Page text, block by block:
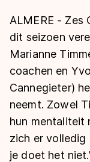
Langebaan
Shorttrack
Inlineskaten
Kunstschaatsen
Schoonrijden
Natuurijs
Uitslagen
Langebaan
Shorttrack
Marathon
Inlineskaten
Kunstschaatsen
Tijden &
Ranglijsten
Persoonlijke
Historie &
De weg op
Inschrijven
Algemene
ALMERE - Zes
dit seizoen
Marianne
coachen en
Cannegieter)
neemt. Zowel
hun mentaliteit
zich er
je doet het